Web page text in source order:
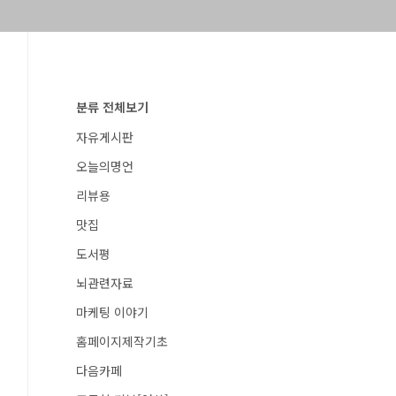
분류 전체보기
자유게시판
오늘의명언
리뷰용
맛집
도서평
뇌관련자료
마케팅 이야기
홈페이지제작기초
다음카페